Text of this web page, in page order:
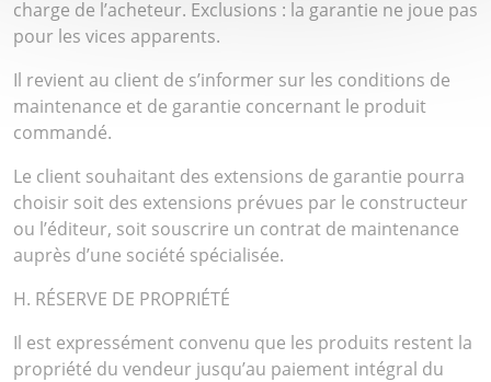
charge de l’acheteur. Exclusions : la garantie ne joue pas
pour les vices apparents.
Il revient au client de s’informer sur les conditions de
maintenance et de garantie concernant le produit
commandé.
Le client souhaitant des extensions de garantie pourra
choisir soit des extensions prévues par le constructeur
ou l’éditeur, soit souscrire un contrat de maintenance
auprès d’une société spécialisée.
H. RÉSERVE DE PROPRIÉTÉ
Il est expressément convenu que les produits restent la
propriété du vendeur jusqu’au paiement intégral du